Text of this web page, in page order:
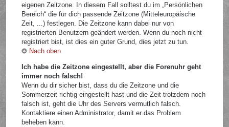
eigenen Zeitzone. In diesem Fall solltest du im „Persönlichen
Bereich“ die für dich passende Zeitzone (Mitteleuropäische
Zeit, ...) festlegen. Die Zeitzone kann dabei nur von
registrierten Benutzern geändert werden. Wenn du noch nicht
registriert bist, ist dies ein guter Grund, dies jetzt zu tun.
Nach oben
Ich habe die Zeitzone eingestellt, aber die Forenuhr geht
immer noch falsch!
Wenn du dir sicher bist, dass du die Zeitzone und die
Sommerzeit richtig eingestellt hast und die Zeit trotzdem noch
falsch ist, geht die Uhr des Servers vermutlich falsch.
Kontaktiere einen Administrator, damit er das Problem
beheben kann.